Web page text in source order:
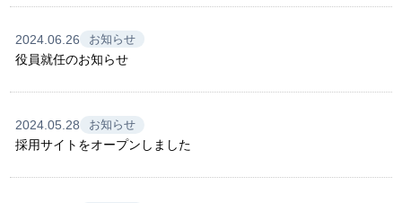
2024.06.26 お知らせ
役員就任のお知らせ
2024.05.28 お知らせ
採用サイトをオープンしました